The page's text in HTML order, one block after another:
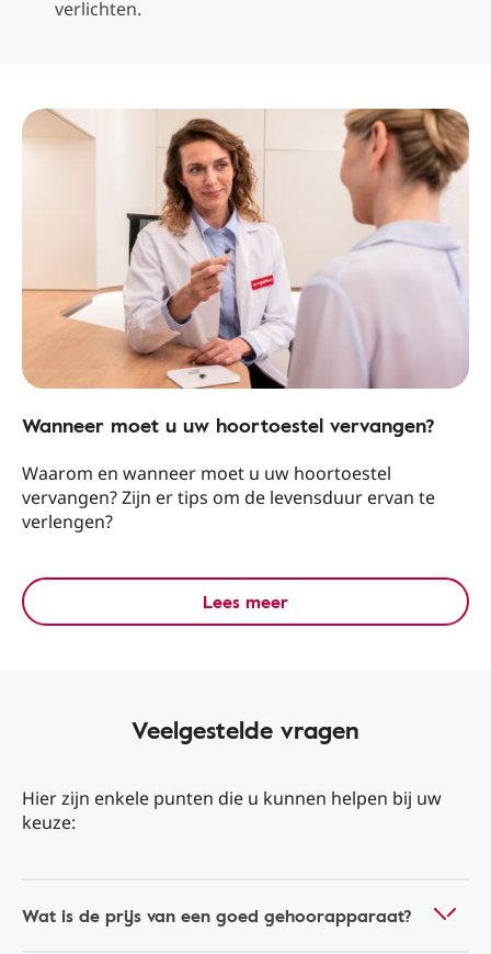
verlichten.
Wanneer moet u uw hoortoestel vervangen?
Waarom en wanneer moet u uw hoortoestel
vervangen? Zijn er tips om de levensduur ervan te
verlengen?
Lees meer
Veelgestelde vragen
Hier zijn enkele punten die u kunnen helpen bij uw
keuze:
Wat is de prijs van een goed gehoorapparaat?